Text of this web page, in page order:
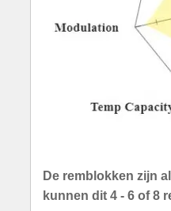
De remblokken zijn
kunnen dit 4 - 6 of 8